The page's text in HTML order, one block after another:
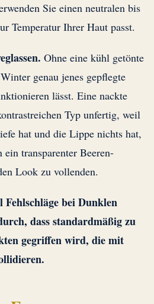
Sie einen neutralen bis
Temperatur Ihrer Haut passt.
Ohne eine kühl getönte
genau jenes gepflegte
lässt. Eine nackte
Typ unfertig, weil
hat und die Lippe nichts hat,
ein transparenter Beeren-
Look zu vollenden.
bei Dunklen
dass standardmäßig zu
gegriffen wird, die mit